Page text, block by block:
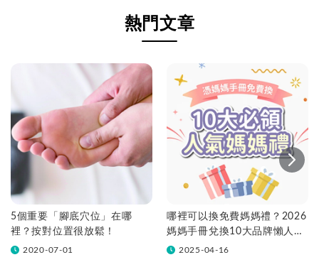
熱門文章
5個重要「腳底穴位」在哪
裡？按對位置很放鬆！
2020-07-01
哪裡可以換免費媽媽禮？2026
媽媽手冊兌換10大品牌懶人包
一次看！
2025-04-16